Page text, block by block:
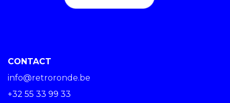
CONTACT
info@retroronde.be
+32 55 33 99 33